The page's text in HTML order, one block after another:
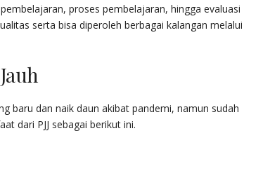
proses pembelajaran, hingga evaluasi
serta bisa diperoleh berbagai kalangan melalui
baru dan naik daun akibat pandemi, namun sudah
dari PJJ sebagai berikut ini.